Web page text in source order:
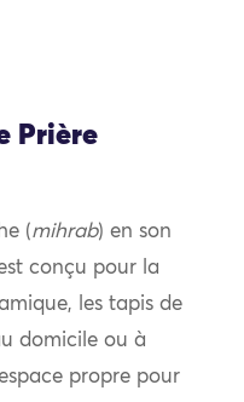
Prière
(mihrab) en son
conçu pour la
les tapis de
domicile ou à
propre pour